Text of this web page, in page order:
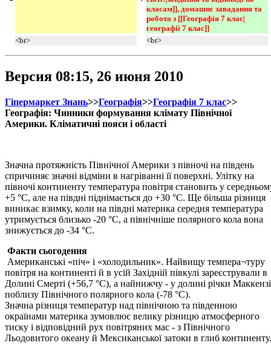
класам]], домашнє завадання та
робота з [[Географія 7 клас|
географії 7 клас]]
<br>
<br>
Версия 08:15, 26 июня 2010
Гіпермаркет Знань>>Географія>>Географія 7 клас>>
Географія: Чинники формування клімату Північної
Америки. Кліматичні пояси і області
Значна протяжність Північної Америки з півночі на південь
спричиняє значні відміни в нагріванні її поверхні. Улітку на
півночі континенту температура повітря становить у
+5 °С, але на півдні піднімається до +30 °С. Ще більша різниця
виникає взимку, коли на півдні материка середня температура
утримується близько -20 °С, а північніше полярного кола вона
знижується до -34 °С.
Факти сьогодення
Американські «піч» і «холодильник». Найвищу темпера¬туру
повітря на континенті й в усій Західній півкулі зареєстрували в
Долині Смерті (+56,7 °С), а найнижчу - у долині річки Маккензі
поблизу Північного полярного кола (-78 °С).
Значна різниця температур над північною та південною
окраїнами материка зумовлює велику різницю атмосферного
тиску і відповідний рух повітряних мас - з Північного
Льодовитого океану й Мексиканської затоки в глиб континенту.